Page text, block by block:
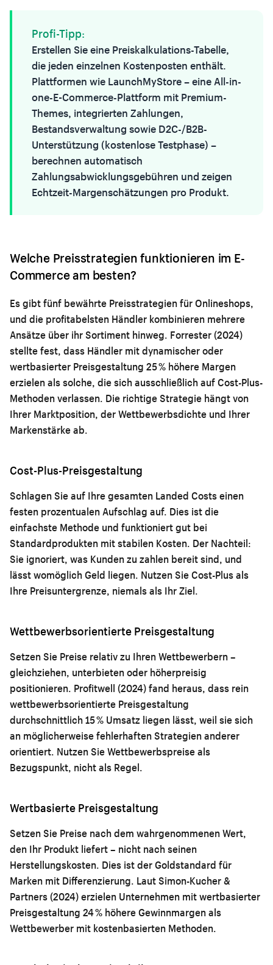
Profi-Tipp:
Erstellen Sie eine Preiskalkulations-Tabelle,
die jeden einzelnen Kostenposten enthält.
Plattformen wie LaunchMyStore– eine All-in-
one-E-Commerce-Plattform mit Premium-
Themes, integrierten Zahlungen,
Bestandsverwaltung sowie D2C-/B2B-
Unterstützung (kostenlose Testphase) –
berechnen automatisch
Zahlungsabwicklungsgebühren und zeigen
Echtzeit-Margenschätzungen pro Produkt.
Welche Preisstrategien funktionieren im E-
Commerce am besten?
Es gibt fünf bewährte Preisstrategien für Onlineshops,
und die profitabelsten Händler kombinieren mehrere
Ansätze über ihr Sortiment hinweg. Forrester (2024)
stellte fest, dass Händler mit dynamischer oder
wertbasierter Preisgestaltung 25 % höhere Margen
erzielen als solche, die sich ausschließlich auf Cost-Plus-
Methoden verlassen. Die richtige Strategie hängt von
Ihrer Marktposition, der Wettbewerbsdichte und Ihrer
Markenstärke ab.
Cost-Plus-Preisgestaltung
Schlagen Sie auf Ihre gesamten Landed Costs einen
festen prozentualen Aufschlag auf. Dies ist die
einfachste Methode und funktioniert gut bei
Standardprodukten mit stabilen Kosten. Der Nachteil:
Sie ignoriert, was Kunden zu zahlen bereit sind, und
lässt womöglich Geld liegen. Nutzen Sie Cost-Plus als
Ihre Preisuntergrenze, niemals als Ihr Ziel.
Wettbewerbsorientierte Preisgestaltung
Setzen Sie Preise relativ zu Ihren Wettbewerbern –
gleichziehen, unterbieten oder höherpreisig
positionieren. Profitwell (2024) fand heraus, dass rein
wettbewerbsorientierte Preisgestaltung
durchschnittlich 15 % Umsatz liegen lässt, weil sie sich
an möglicherweise fehlerhaften Strategien anderer
orientiert. Nutzen Sie Wettbewerbspreise als
Bezugspunkt, nicht als Regel.
Wertbasierte Preisgestaltung
Setzen Sie Preise nach dem wahrgenommenen Wert,
den Ihr Produkt liefert – nicht nach seinen
Herstellungskosten. Dies ist der Goldstandard für
Marken mit Differenzierung. Laut Simon-Kucher &
Partners (2024) erzielen Unternehmen mit wertbasierter
Preisgestaltung 24 % höhere Gewinnmargen als
Wettbewerber mit kostenbasierten Methoden.